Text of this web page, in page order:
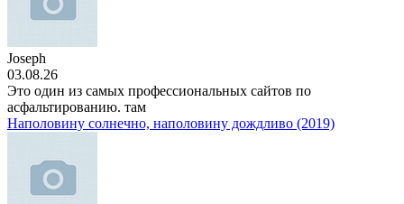
Joseph
03.08.26
Это один из самых профессиональных сайтов по
асфальтированию. там
Наполовину солнечно, наполовину дождливо (2019)